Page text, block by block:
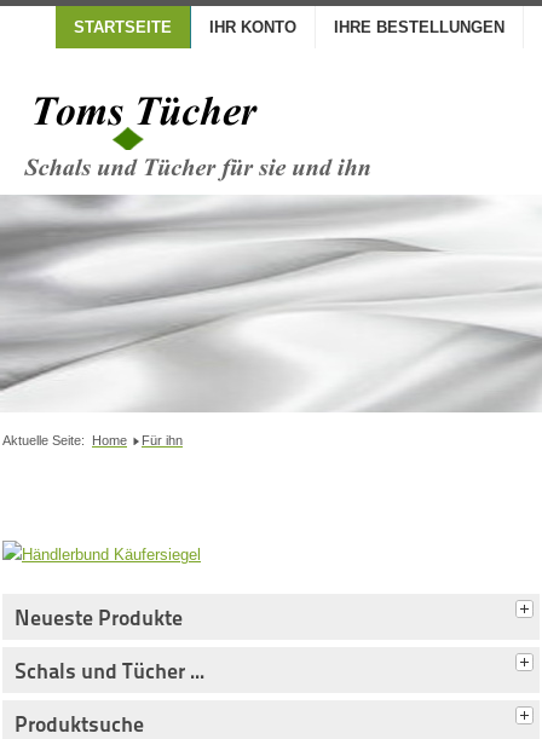
STARTSEITE IHR KONTO IHRE BESTELLUNGEN
Aktuelle Seite: Home Für ihn
Neueste Produkte
Schals und Tücher ...
Produktsuche